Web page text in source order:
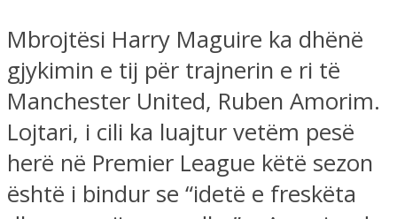
Mbrojtësi Harry Maguire ka dhënë
gjykimin e tij për trajnerin e ri të
Manchester United, Ruben Amorim.
Lojtari, i cili ka luajtur vetëm pesë
herë në Premier League këtë sezon
është i bindur se “idetë e freskëta